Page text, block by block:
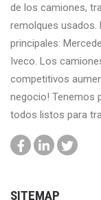
de los camiones,
remolques
principales:
Iveco. Los
competitivos
negocio! Tenemos
todos listos para
SITEMAP